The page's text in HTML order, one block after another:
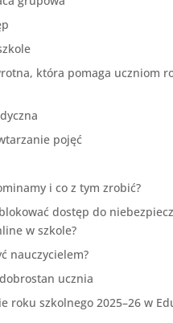
która pomaga uczniom
pojęć
i co z tym zrobić?
dostęp do
w szkole?
nauczycielem?
ucznia
roku szkolnego 2025–26 w